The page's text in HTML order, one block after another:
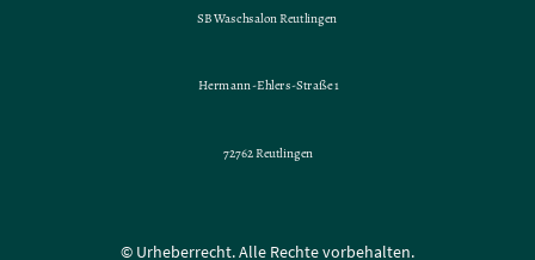
SB Waschsalon Reutlingen
Hermann-Ehlers-Straße 1
72762 Reutlingen
© Urheberrecht. Alle Rechte vorbehalten.